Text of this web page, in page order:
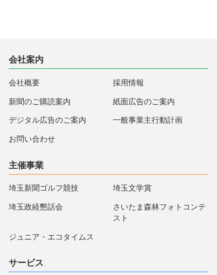
会社案内
会社概要 採用情報
新聞のご購読案内 紙面広告のご案内
デジタル広告のご案内 一般事業主行動計画
お問い合わせ
主催事業
埼玉新聞ゴルフ競技 埼玉文学賞
埼玉政経懇話会
さいたま森林フォトコンテ
スト
ジュニア・エコタイムス
サービス